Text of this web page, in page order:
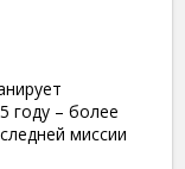
году – более
миссии